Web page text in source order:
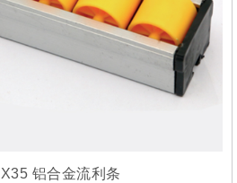
铝合金流利条